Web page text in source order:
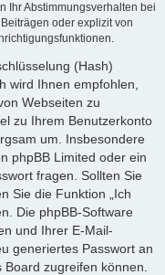
Ihr Abstimmungsverhalten bei
oder explizit von
(Hash)
wird Ihnen empfohlen,
Webseiten zu
zu Ihrem Benutzerkonto
um. Insbesondere
phpBB Limited oder ein
fragen. Sollten Sie
Sie die Funktion „Ich
Die phpBB-Software
und Ihrer E-Mail-
generiertes Passwort an
zugreifen können.